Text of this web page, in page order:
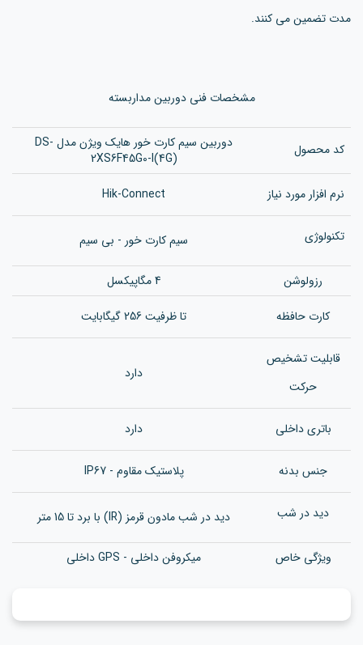
مدت تضمین می کنند.
مشخصات فنی دوربین مداربسته
کد محصول
دوربین سیم کارت خور هایک ویژن مدل DS-
2XS6F45G0-I(4G)
نرم افزار مورد نیاز
Hik-Connect
تکنولوژی سیم کارت خور - بی سیم
رزولوشن
4 مگاپیکسل
کارت حافظه
تا ظرفیت 256 گیگابایت
قابلیت تشخیص
حرکت
دارد
باتری داخلی دارد
جنس بدنه پلاستیک مقاوم - IP67
دید در شب دید در شب مادون قرمز (IR) با برد تا 15 متر
ویژگی خاص میکروفن داخلی - GPS داخلی